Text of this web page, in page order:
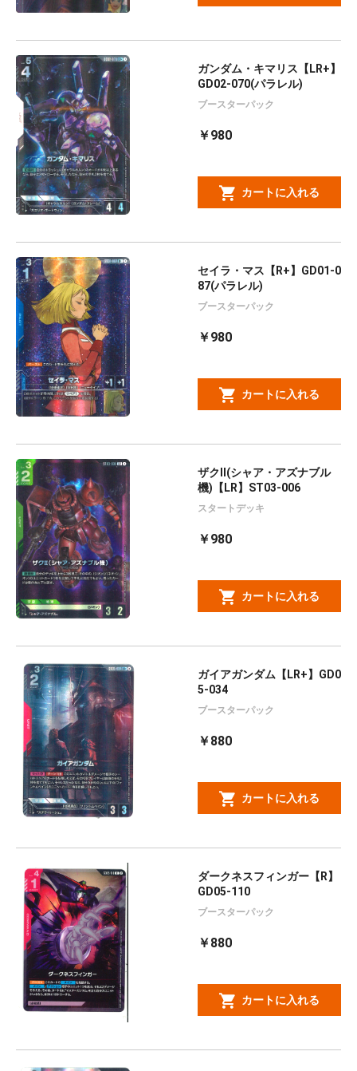
ガンダム・キマリス【LR+】
GD02-070(パラレル)
ブースターパック
￥980
カートに入れる
セイラ・マス【R+】GD01-0
87(パラレル)
ブースターパック
￥980
カートに入れる
ザクⅡ(シャア・アズナブル
機)【LR】ST03-006
スタートデッキ
￥980
カートに入れる
ガイアガンダム【LR+】GD0
5-034
ブースターパック
￥880
カートに入れる
ダークネスフィンガー【R】
GD05-110
ブースターパック
￥880
カートに入れる